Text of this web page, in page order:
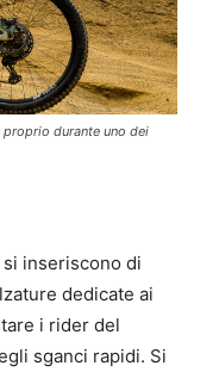
durante uno dei
si inseriscono di
dedicate ai
i rider del
sganci rapidi. Si